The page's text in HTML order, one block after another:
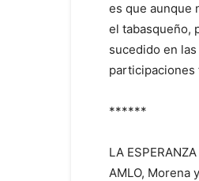
es que aunque
el tabasqueño,
sucedido en
participaciones
******
LA
AMLO, Morena